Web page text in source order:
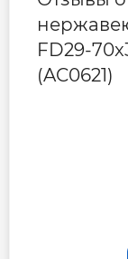
FD29-
(AC0621)